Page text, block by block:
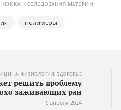
ИССЛЕДОВАНИЯ МАТЕРИИ
полимеры
ФИЗИОЛОГИЯ, ЗДОРОВЬЕ
решить проблему
заживающих ран
9 апреля 2024